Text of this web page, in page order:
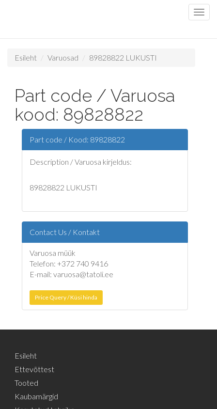
Esileht Varuosad 89828822 LUKUSTI
Part code / Varuosa
kood: 89828822
Part code / Kood: 89828822
Description / Varuosa kirjeldus:
89828822 LUKUSTI
Contact Us / Kontakt
Varuosa müük
Telefon: +372 740 9416
E-mail: varuosa@tatoli.ee
Price Query / Küsi hinda
Esileht
Ettevõttest
Tooted
Kaubamärgid